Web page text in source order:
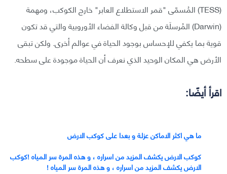
(TESS) المُسمّى "قمر الاستطلاع العابر" خارج الكوكب، ومهمة
(Darwin) المُرسلَة من قبل وكالة الفضاء الأوروبية والتي قد تكون
قوية بما يكفي للإحساس بوجود الحياة في عوالم أخرى. ولكن تبقى
الأرض هي المكان الوحيد الذي نعرف أن الحياة موجودة على سطحه.
اقرأ أيضًا:
ما هي اكثر الاماكن عزلة و بعدا على كوكب الارض
كوكب الارض يكشف المزيد من اسراره ، و هذه المرة سر المياه !كوكب
الارض يكشف المزيد من اسراره ، و هذه المرة سر المياه !